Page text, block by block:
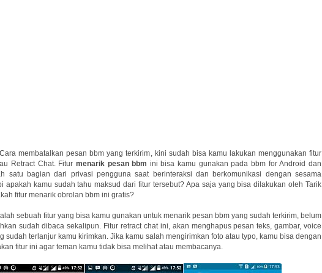
membatalkan pesan bbm yang terkirim, kini sudah bisa kamu lakukan menggunakan fitur
Retract Chat. Fitur menarik pesan bbm ini bisa kamu gunakan pada bbm for Android dan
satu bagian dari privasi pengguna saat berinteraksi dan berkomunikasi dengan sesama
apakah kamu sudah tahu maksud dari fitur tersebut? Apa saja yang bisa dilakukan oleh Tarik
fitur menarik obrolan bbm ini gratis?
sebuah fitur yang bisa kamu gunakan untuk menarik pesan bbm yang sudah terkirim, belum
sudah dibaca sekalipun. Fitur retract chat ini, akan menghapus pesan teks, gambar, voice
sudah terlanjur kamu kirimkan. Jika kamu salah mengirimkan foto atau typo, kamu bisa dengan
fitur ini agar teman kamu tidak bisa melihat atau membacanya.